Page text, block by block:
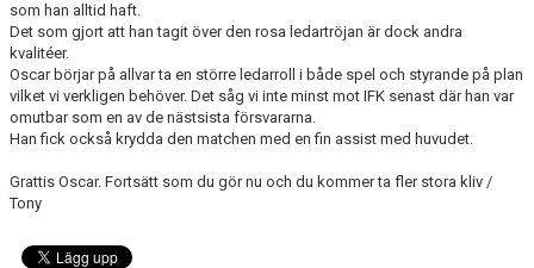
som han alltid haft.
Det som gjort att han tagit över den rosa ledartröjan är dock andra
kvalitéer.
Oscar börjar på allvar ta en större ledarroll i både spel och styrande på plan
vilket vi verkligen behöver. Det såg vi inte minst mot IFK senast där han var
omutbar som en av de nästsista försvararna.
Han fick också krydda den matchen med en fin assist med huvudet.
Grattis Oscar. Fortsätt som du gör nu och du kommer ta fler stora kliv /
Tony